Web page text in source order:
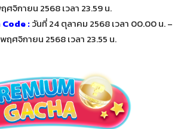
ศจิกายน 2568 เวลา 23.59 น.
Code :วันที่ 24 ตุลาคม 2568 เวลา 00.00 น. –
ฤศจิกายน 2568 เวลา 23.55 น.